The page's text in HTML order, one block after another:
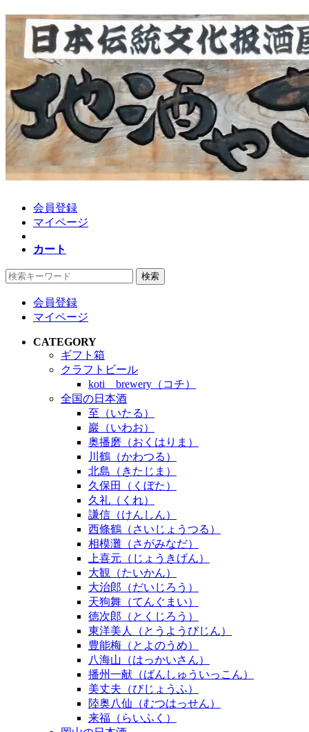
会員登録
マイページ
カート
検索
会員登録
マイページ
CATEGORY
ギフト箱
クラフトビール
koti brewery（コチ）
全国の日本酒
至（いたる）
巖（いわお）
奥播磨（おくはりま）
川鶴（かわつる）
北島（きたじま）
久保田（くぼた）
久礼（くれ）
謙信（けんしん）
西條鶴（さいじょうつる）
相模灘（さがみなだ）
上喜元（じょうきげん）
大観（たいかん）
大治郎（だいじろう）
天狗舞（てんぐまい）
徳次郎（とくじろう）
東洋美人（とうようびじん）
豊能梅（とよのうめ）
八海山（はっかいさん）
播州一献（ばんしゅういっこん）
美丈夫（びじょうふ）
陸奥八仙（むつはっせん）
来福（らいふく）